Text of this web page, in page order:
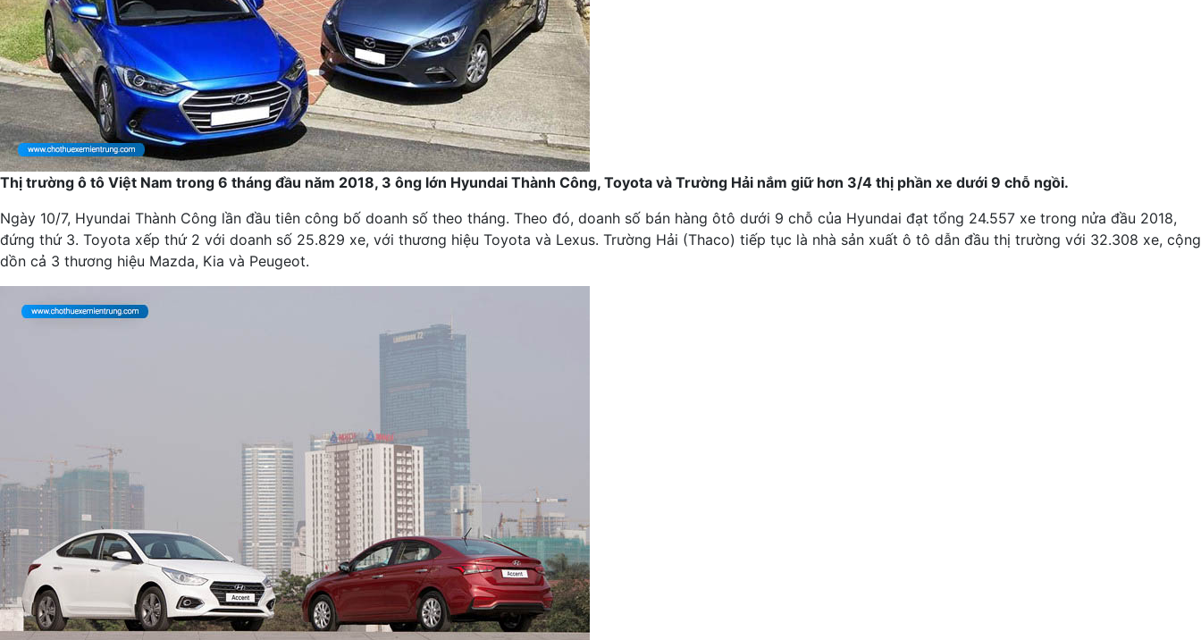
Thị trường ô tô Việt Nam trong 6 tháng đầu năm 2018, 3 ông lớn Hyundai Thành Công, Toyota và Trường Hải nắm giữ hơn 3/4 thị phần xe dưới 9 chỗ ngồi.
Ngày 10/7, Hyundai Thành Công lần đầu tiên công bố doanh số theo tháng. Theo đó, doanh số bán hàng ôtô dưới 9 chỗ của Hyundai đạt tổng 24.557 xe trong nửa đầu 2018,
đứng thứ 3. Toyota xếp thứ 2 với doanh số 25.829 xe, với thương hiệu Toyota và Lexus. Trường Hải (Thaco) tiếp tục là nhà sản xuất ô tô dẫn đầu thị trường với 32.308 xe, cộng
dồn cả 3 thương hiệu Mazda, Kia và Peugeot.